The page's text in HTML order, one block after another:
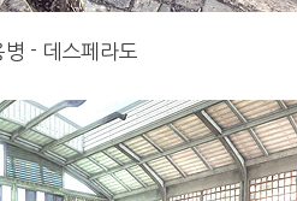
- 데스페라도